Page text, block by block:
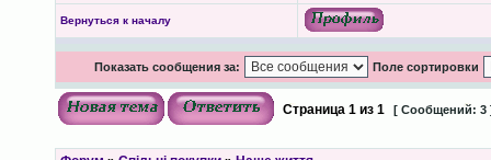
Вернуться к началу
Показать сообщения за: Поле сортировки
Страница 1из 1 [ Сообщений: 3